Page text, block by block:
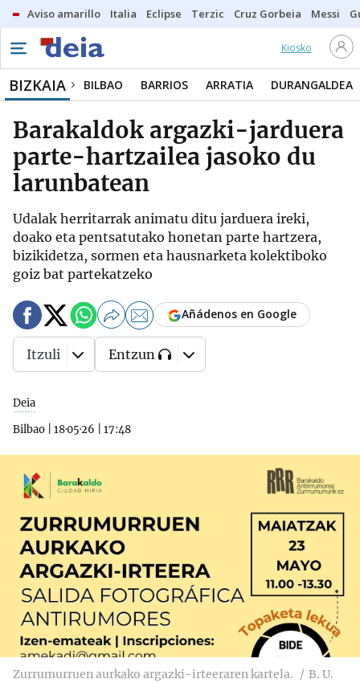
Aviso amarillo Italia Eclipse Terzic Cruz Gorbeia Messi
Kiosko
BIZKAIA BILBAO BARRIOS ARRATIA DURANGALDEA
Barakaldok argazki-jarduera
parte-hartzailea jasoko du
larunbatean
Udalak herritarrak animatu ditu jarduera ireki,
doako eta pentsatutako honetan parte hartzera,
bizikidetza, sormen eta hausnarketa kolektiboko
goiz bat partekatzeko
Deia
Bilbao
18·05·26 17:48
Añádenos en Google
Itzuli Entzun
Zurrumurruen aurkako argazki-irteeraren kartela. B. U.